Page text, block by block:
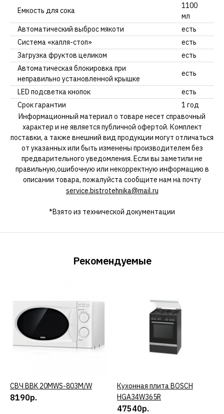
Емкость для сока
1100
мл
Автоматический выброс мякоти
есть
Система «капля-стоп»
есть
Загрузка фруктов целиком
есть
Автоматическая блокировка при
неправильно установленной крышке
есть
LED подсветка кнопок
есть
Срок гарантии
1 год
Информационный материал о товаре несет справочный
характер и не является публичной офертой. Комплект
поставки, а также внешний вид продукции могут отличаться
от указанных или быть изменены производителем без
предварительного уведомления. Если вы заметили не
правильную,ошибочную или некорректную информацию в
описании товара, пожалуйста сообщите нам на почту
service.bistrotehnika@mail.ru
*Взято из технической документации
Рекомендуемые
КУПИТЬ
СВЧ BBK 20MWS-803M/W
8190р.
КУПИТЬ
Кухонная плита BOSCH
HGA34W365R
47540р.